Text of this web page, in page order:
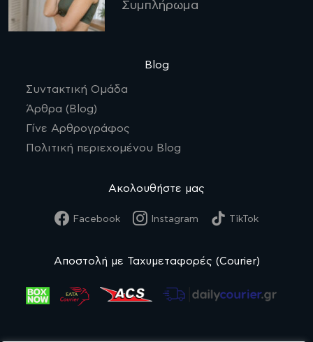
Συμπλήρωμα
Blog
Συντακτική Ομάδα
Άρθρα (Blog)
Γίνε Αρθρογράφος
Πολιτική περιεχομένου Blog
Ακολουθήστε μας
Facebook Instagram TikTok
Αποστολή με Ταχυμεταφορές (Courier)